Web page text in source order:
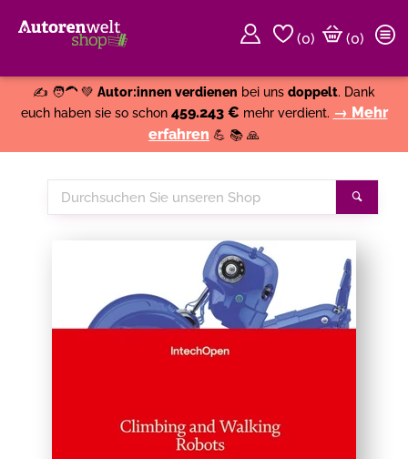
(0)
(0)
✍️ 🧑‍🦱 💚 Autor:innen verdienen bei uns doppelt. Dank
euch haben sie so schon 459.243 € mehr verdient. → Mehr
erfahren 💪 📚 🙏
Durchsuchen
Sie